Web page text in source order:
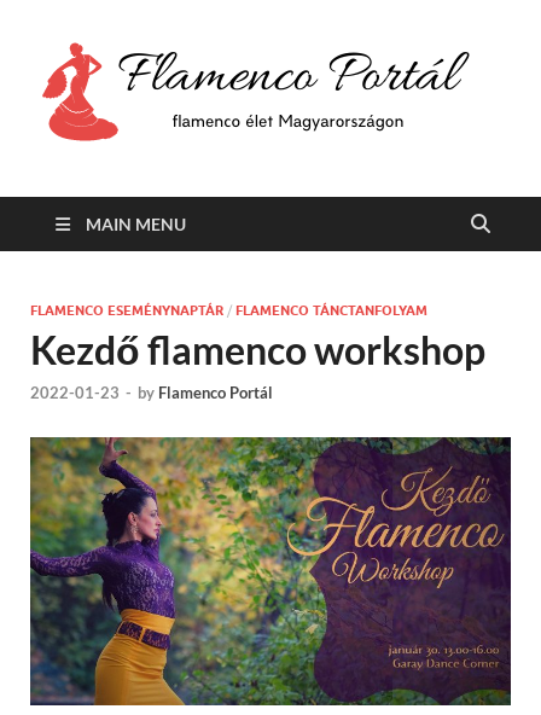
MAIN MENU
FLAMENCO ESEMÉNYNAPTÁR / FLAMENCO TÁNCTANFOLYAM
Kezdő flamenco workshop
2022-01-23 - by Flamenco Portál